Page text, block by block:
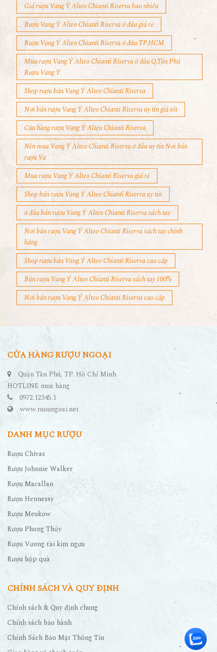
Giá rượu Vang Ý Alteo Chianti Riserva bao nhiêu
Rượu Vang Ý Alteo Chianti Riserva ở đâu giá rẻ
Rượu Vang Ý Alteo Chianti Riserva ở đâu TP.HCM
Mua rượu Vang Ý Alteo Chianti Riserva ở đâu Q.Tân Phú
Rượu Vang Ý
Shop rượu bán Vang Ý Alteo Chianti Riserva
Nơi bán rượu Vang Ý Alteo Chianti Riserva uy tín giá tốt
Cửa hàng rượu Vang Ý Alteo Chianti Riserva
Nên mua Vang Ý Alteo Chianti Riserva ở đâu uy tín Nơi bán
rượu Va
Mua rượu Vang Ý Alteo Chianti Riserva giá rẻ
Shop bán rượu Vang Ý Alteo Chianti Riserva uy tín
ở đâu bán rượu Vang Ý Alteo Chianti Riserva xách tay
Nơi bán rượu Vang Ý Alteo Chianti Riserva xách tay chính
hãng
Shop rượu bán Vang Ý Alteo Chianti Riserva cao cấp
Bán rượu Vang Ý Alteo Chianti Riserva xách tay 100%
Nơi bán rượu Vang Ý Alteo Chianti Riserva cao cấp
CỬA HÀNG RƯỢU NGOẠI
Quận Tân Phú, TP. Hồ Chí Minh
HOTLINE mua hàng
0972.12345.1
www.ruoungoai.net
DANH MỤC RƯỢU
Rượu Chivas
Rượu Johnnie Walker
Rượu Macallan
Rượu Hennessy
Rượu Meukow
Rượu Phong Thủy
Rượu Vương tài kim ngưu
Rượu hộp quà
CHÍNH SÁCH VÀ QUY ĐỊNH
Chính sách & Quy định chung
Chính sách bảo hành
Chính Sách Bảo Mật Thông Tin